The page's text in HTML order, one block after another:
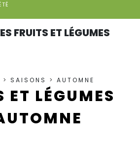
FRUITS ET LÉGUMES
> SAISONS > AUTOMNE
ET LÉGUMES